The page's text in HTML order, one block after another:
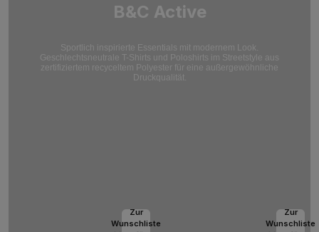
B&C Active
Sportlich inspirierte Essentials mit modernem Look.
Geschlechtsneutrale T-Shirts und Poloshirts im Streetstyle aus
zertifiziertem recyceltem Polyester für eine außergewöhnliche
Druckqualität.
Zur
Wunschliste
Zur
Wunschliste